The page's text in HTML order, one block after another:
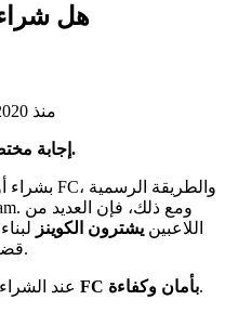
هل شراء
بقلم ليون، متخصص EA FC منذ 2020
إجابة مختصرة: نعم، إذا اشتريت من بائع موثوق.
اللاعبين يشترون الكوينز
قضاء مئات الساعات في التجميع الممل.
عند تسليم كوينز FC بأمان وكفاءة.